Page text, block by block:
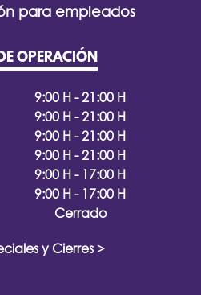
para empleados
OPERACIÓN
9:00 H - 21:00 H
9:00 H - 21:00 H
9:00 H - 21:00 H
9:00 H - 21:00 H
9:00 H - 17:00 H
9:00 H - 17:00 H
Cerrado
y Cierres >